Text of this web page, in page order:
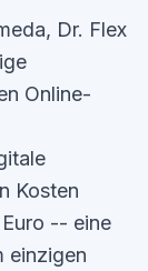
Dr. Flex
Online-
Kosten
-- eine
einzigen